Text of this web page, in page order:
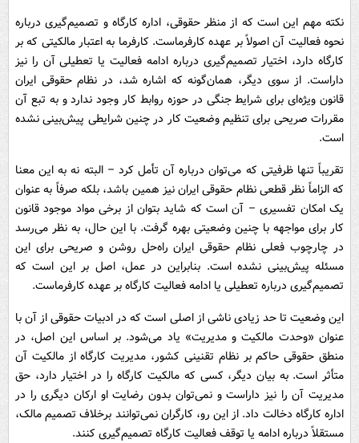
نکته مهم این است که از منظر حقوقی، اداره کارگاه و تصمیم‌گیری درباره
نحوه فعالیت آن اصولاً بر عهده کارفرماست. کارفرما به اعتبار مالکیتی که بر
کارگاه دارد، اختیار تصمیم‌گیری درباره ادامه فعالیت یا تعطیلی آن را نیز
داراست. از سوی دیگر، همان‌گونه که اشاره شد، در نظام حقوقی ایران
قانون ویژه‌ای برای شرایط جنگی در حوزه روابط کار وجود ندارد و به تبع آن
مقررات صریحی برای تنظیم وضعیت کار در چنین شرایطی پیش‌بینی نشده
است.
تقریباً تنها ظرفیتی که می‌توان درباره آن تأمل کرد – البته نه به این معنا
که الزاماً نظر قطعی نظام حقوقی ایران نیز همین باشد، بلکه صرفاً به عنوان
یک امکان تفسیری – آن است که شاید بتوان از برخی مواد موجود قانون
کار برای مواجهه با چنین وضعیتی بهره گرفت. با این حال، به نظر می‌رسد
در چارچوب فعلی نظام حقوقی ایران راه‌حل روشن و صریحی برای این
مسئله پیش‌بینی نشده است. بنابراین در عمل، اصل بر این است که
تصمیم‌گیری درباره تعطیلی یا ادامه فعالیت کارگاه بر عهده کارفرماست.
این وضعیت تا حد زیادی ناشی از اصلی است که در ادبیات حقوقی از آن با
عنوان «وحدت مالکیت و مدیریت» یاد می‌شود. بر اساس این اصل، در
منطق حقوقی حاکم بر نظام تقنینی کشور، مدیریت کارگاه از مالکیت آن
متأثر است. به بیان دیگر، کسی که مالکیت کارگاه را در اختیار دارد، حق
مدیریت آن را نیز داراست و نمی‌توان بدون رضایت او ارکان دیگری را در
اداره کارگاه دخالت داد. از این رو، کارگران نمی‌توانند برخلاف تصمیم مالک،
مستقلاً درباره ادامه یا توقف فعالیت کارگاه تصمیم‌گیری کنند.